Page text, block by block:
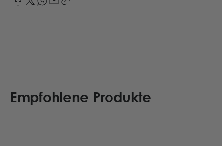
Empfohlene Produkte